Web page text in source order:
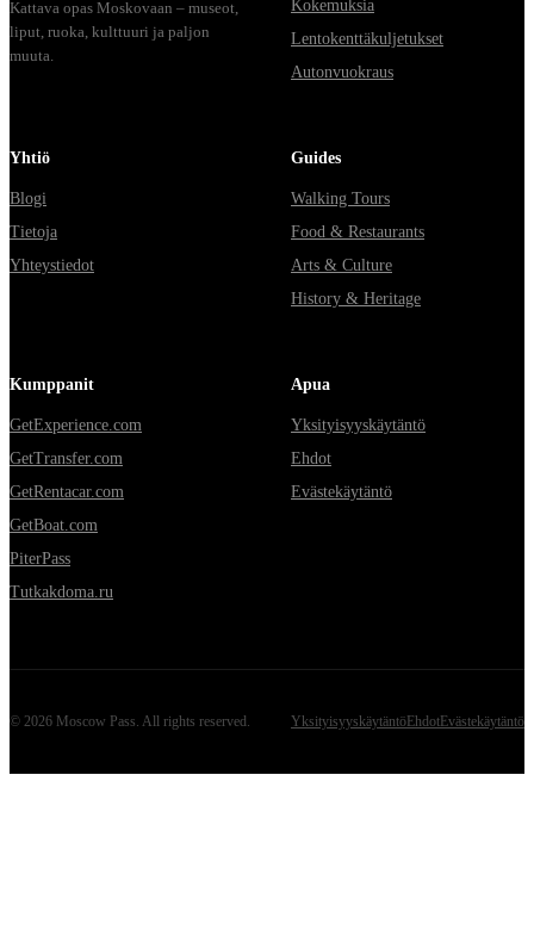
Kattava opas Moskovaan – museot,
liput, ruoka, kulttuuri ja paljon
muuta.
Kokemuksia
Lentokenttäkuljetukset
Autonvuokraus
Yhtiö
Blogi
Tietoja
Yhteystiedot
Guides
Walking Tours
Food & Restaurants
Arts & Culture
History & Heritage
Kumppanit
GetExperience.com
GetTransfer.com
GetRentacar.com
GetBoat.com
PiterPass
Tutkakdoma.ru
Apua
Yksityisyyskäytäntö
Ehdot
Evästekäytäntö
© 2026 Moscow Pass. All rights reserved. Yksityisyyskäytäntö EhdotEvästekäytäntö